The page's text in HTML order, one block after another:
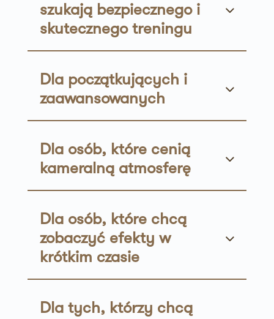
szukają bezpiecznego i
skutecznego treningu
Dla początkujących i
zaawansowanych
Dla osób, które cenią
kameralną atmosferę
Dla osób, które chcą
zobaczyć efekty w
krótkim czasie
Dla tych, którzy chcą